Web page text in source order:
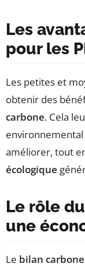
Les
pour les
Les petites et
obtenir des
carbone. Cela
améliorer, tout
écologique
Le rôle
une
Le bilan carbone